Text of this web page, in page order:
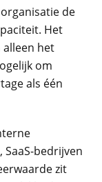
de
Het
alleen het
om
als één
bedrijven
zit